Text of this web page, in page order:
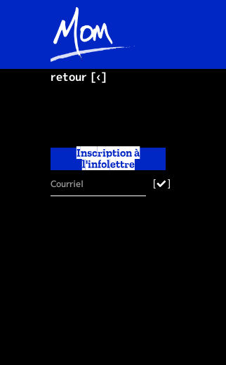
retour [‹]
Inscription à
l'infolettre
[ ]